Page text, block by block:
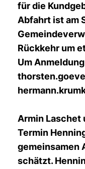
für die
Abfahrt ist am
Rückkehr um
Um
Armin
Termin
gemeinsamen
schätzt.